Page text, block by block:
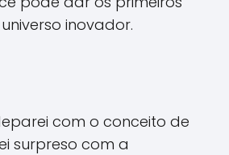
inovador.
com o conceito de
surpreso com a